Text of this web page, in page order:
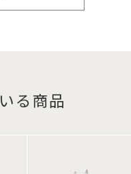
る商品